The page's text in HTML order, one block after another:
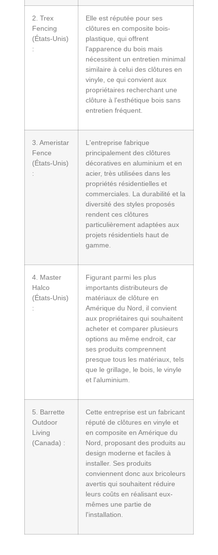
2. Trex
Fencing
(États-Unis)
:
Elle est réputée pour ses
clôtures en composite bois-
plastique, qui offrent
l'apparence du bois mais
nécessitent un entretien minimal
similaire à celui des clôtures en
vinyle, ce qui convient aux
propriétaires recherchant une
clôture à l'esthétique bois sans
entretien fréquent.
3. Ameristar
Fence
(États-Unis)
:
L'entreprise fabrique
principalement des clôtures
décoratives en aluminium et en
acier, très utilisées dans les
propriétés résidentielles et
commerciales. La durabilité et la
diversité des styles proposés
rendent ces clôtures
particulièrement adaptées aux
projets résidentiels haut de
gamme.
4. Master
Halco
(États-Unis)
:
Figurant parmi les plus
importants distributeurs de
matériaux de clôture en
Amérique du Nord, il convient
aux propriétaires qui souhaitent
acheter et comparer plusieurs
options au même endroit, car
ses produits comprennent
presque tous les matériaux, tels
que le grillage, le bois, le vinyle
et l'aluminium.
5. Barrette
Outdoor
Living
(Canada) :
Cette entreprise est un fabricant
réputé de clôtures en vinyle et
en composite en Amérique du
Nord, proposant des produits au
design moderne et faciles à
installer. Ses produits
conviennent donc aux bricoleurs
avertis qui souhaitent réduire
leurs coûts en réalisant eux-
mêmes une partie de
l'installation.